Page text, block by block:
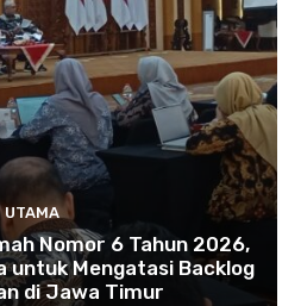
UTAMA
Nomor 6 Tahun 2026,
untuk Mengatasi Backlog
di Jawa Timur